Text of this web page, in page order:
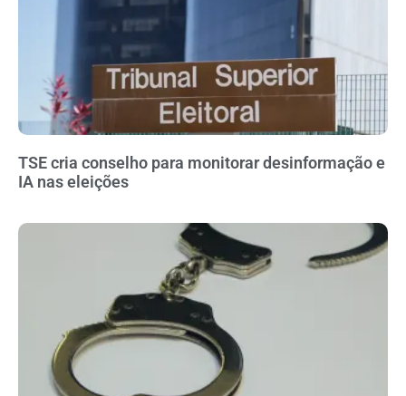
TSE cria conselho para monitorar desinformação e
IA nas eleições